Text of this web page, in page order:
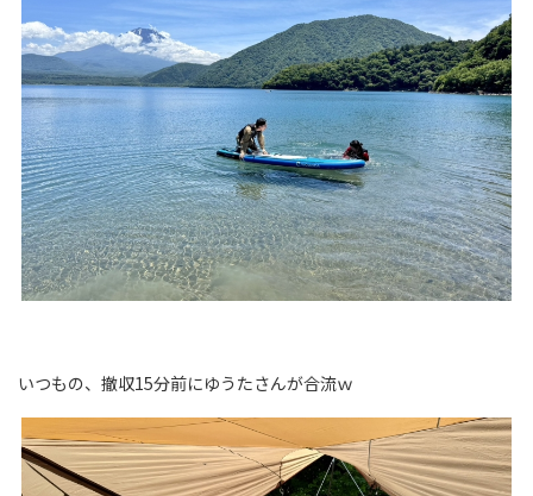
いつもの、撤収15分前にゆうたさんが合流ｗ